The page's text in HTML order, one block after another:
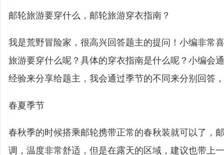
邮轮旅游要穿什么，邮轮旅游穿衣指南？
我是荒野冒险家，很高兴回答题主的提问！小编非常
旅游要穿什么呢？具体的穿衣指南是什么呢？小编会
经验来分享给题主，我会通过季节的不同来分别回答
春夏季节
春秋季的时候搭乘邮轮携带正常的春秋装就可以了，
调，温度非常舒适，但是在露天的区域，建议也带上